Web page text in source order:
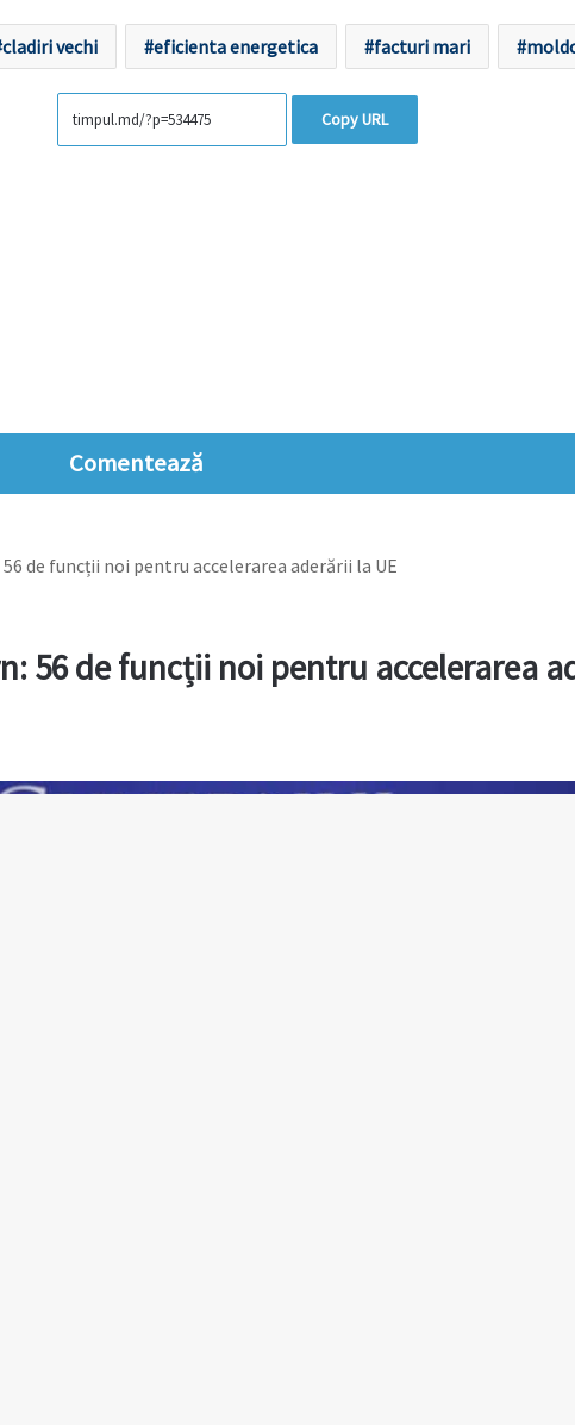
cladiri vechi eficienta energetica facturi mari
Copy URL
Comentează